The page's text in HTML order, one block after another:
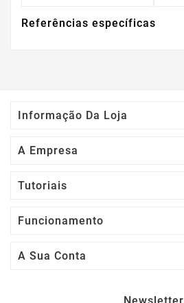
Referências específicas
Informação Da Loja
A Empresa
Tutoriais
Funcionamento
A Sua Conta